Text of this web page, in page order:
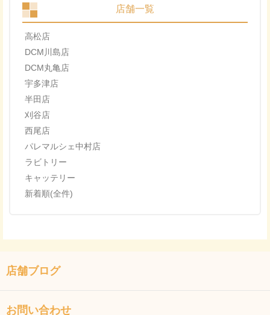
店舗一覧
高松店
DCM川島店
DCM丸亀店
宇多津店
半田店
刈谷店
西尾店
パレマルシェ中村店
ラビトリー
キャッテリー
新着順(全件)
店舗ブログ
お問い合わせ